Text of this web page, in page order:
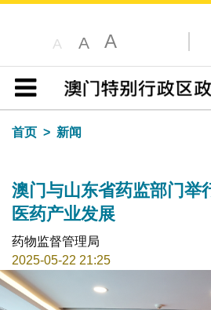
A A A
目录
首页
新闻
澳门与山东省药监部门举
医药产业发展
药物监督管理局
2025-05-22 21:25